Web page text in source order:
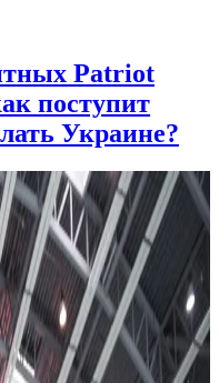
Patriot
поступит
Украине?